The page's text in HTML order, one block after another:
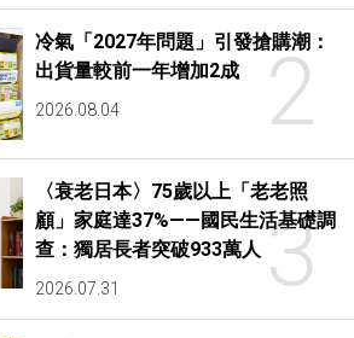
2
冷氣「2027年問題」引發搶購潮：
出貨量較前一年增加2成
2026.08.04
3
〈衰老日本〉75歲以上「老老照
顧」家庭達37%——國民生活基礎調
查：獨居長者突破933萬人
2026.07.31